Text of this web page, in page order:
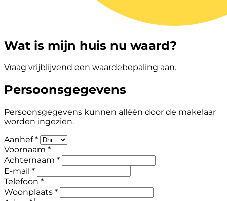
Wat is mijn huis nu waard?
Vraag vrijblijvend een waardebepaling aan.
Persoonsgegevens
Persoonsgegevens kunnen alléén door de makelaar
worden ingezien.
Aanhef *
Voornaam *
Achternaam *
E-mail *
Telefoon *
Woonplaats *